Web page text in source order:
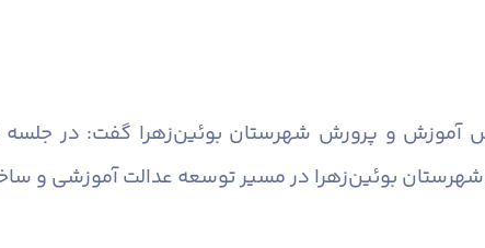
و پرورش شهرستان بوئین‌زهرا گفت: در جلسه
شهرستان بوئین‌زهرا در مسیر توسعه عدالت آموزشی و